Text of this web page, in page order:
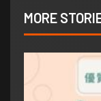
MORE